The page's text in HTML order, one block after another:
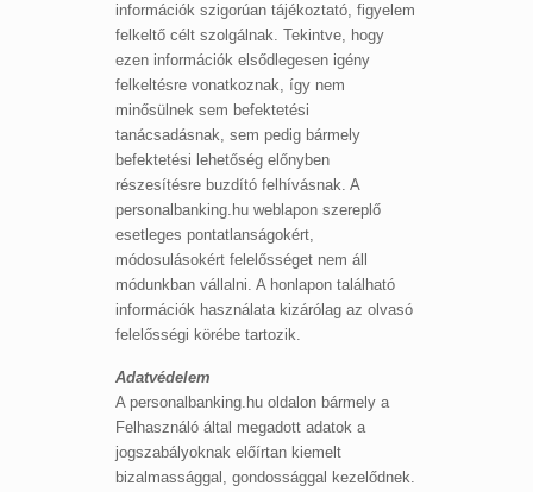
információk szigorúan tájékoztató, figyelem
felkeltő célt szolgálnak. Tekintve, hogy
ezen információk elsődlegesen igény
felkeltésre vonatkoznak, így nem
minősülnek sem befektetési
tanácsadásnak, sem pedig bármely
befektetési lehetőség előnyben
részesítésre buzdító felhívásnak. A
personalbanking.hu weblapon szereplő
esetleges pontatlanságokért,
módosulásokért felelősséget nem áll
módunkban vállalni. A honlapon található
információk használata kizárólag az olvasó
felelősségi körébe tartozik.
Adatvédelem
A personalbanking.hu oldalon bármely a
Felhasználó által megadott adatok a
jogszabályoknak előírtan kiemelt
bizalmassággal, gondossággal kezelődnek.